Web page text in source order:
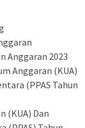
Anggaran 2023
Anggaran (KUA)
(PPAS Tahun
(KUA) Dan